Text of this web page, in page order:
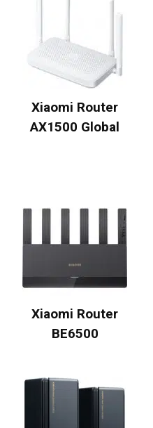
Xiaomi Router
AX1500 Global
Xiaomi Router
BE6500